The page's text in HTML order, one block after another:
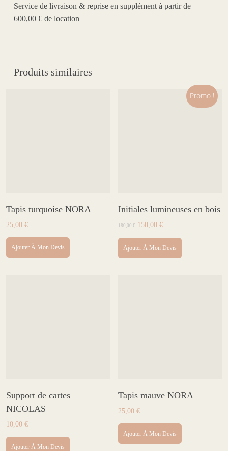
Service de livraison & reprise en supplément à partir de
600,00 € de location
Produits similaires
Tapis turquoise NORA
25,00 €
Ajouter À Mon Devis
Promo !
Initiales lumineuses en bois
180,00€ Le
initial
était :
150,00€Le
est :
Ajouter À Mon Devis
Support de cartes
NICOLAS
10,00 €
Ajouter À Mon Devis
Tapis mauve NORA
25,00€
Ajouter À Mon Devis